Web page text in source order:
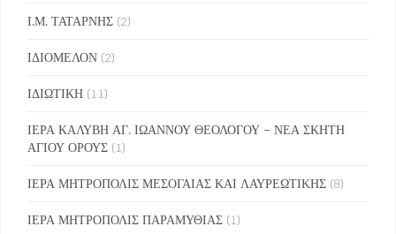
Ι.Μ. ΤΑΤΑΡΝΗΣ (2)
ΙΔΙΟΜΕΛΟΝ (2)
ΙΔΙΩΤΙΚΗ (11)
ΙΕΡΑ ΚΑΛΥΒΗ ΑΓ. ΙΩΑΝΝΟΥ ΘΕΟΛΟΓΟΥ – ΝΕΑ ΣΚΗΤΗ
ΑΓΙΟΥ ΟΡΟΥΣ (1)
ΙΕΡΑ ΜΗΤΡΟΠΟΛΙΣ ΜΕΣΟΓΑΙΑΣ ΚΑΙ ΛΑΥΡΕΩΤΙΚΗΣ (8)
ΙΕΡΑ ΜΗΤΡΟΠΟΛΙΣ ΠΑΡΑΜΥΘΙΑΣ (1)